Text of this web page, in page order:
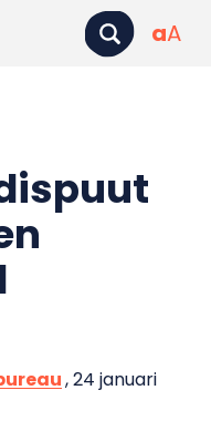
aA
, 24 januari